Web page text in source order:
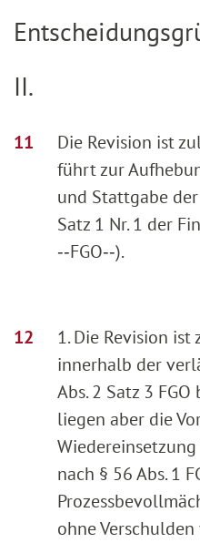
II.
Die Revision ist
führt zur
und Stattgabe
Satz 1 Nr. 1 der
‑‑FGO‑‑).
1. Die Revision ist
innerhalb der
Abs. 2 Satz 3
liegen aber die
nach § 56 Abs. 1
ohne